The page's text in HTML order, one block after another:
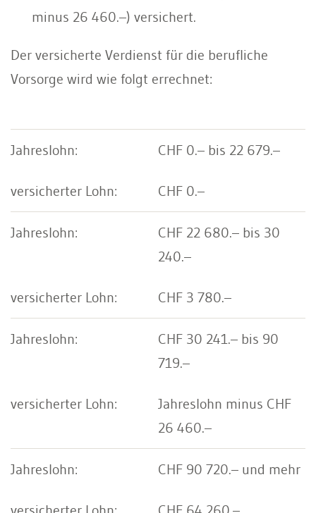
minus 26 460.–) versichert.
Der versicherte Verdienst für die berufliche
Vorsorge wird wie folgt errechnet:
CHF 0.– bis 22 679.–
CHF 0.–
CHF 22 680.– bis 30
240.–
CHF 3 780.–
CHF 30 241.– bis 90
719.–
Jahreslohn minus CHF
26 460.–
CHF 90 720.– und mehr